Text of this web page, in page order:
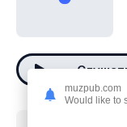
muzpub.com
Would like to